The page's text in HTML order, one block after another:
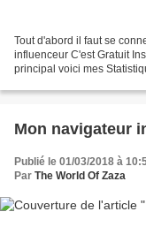
Tout d'abord il faut se
influenceur C'est Gratuit
principal voici mes
Mon navigateur
Publié le 01/03/2018 à
Par The World Of Zaza